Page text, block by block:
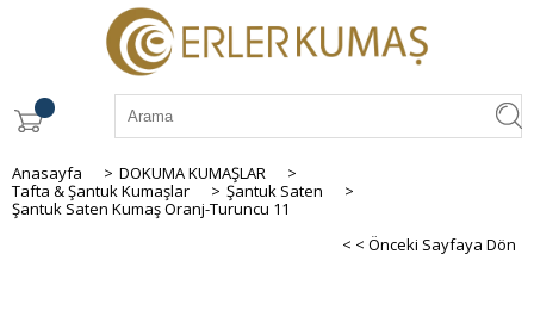
Anasayfa > DOKUMA KUMAŞLAR
>
Tafta & Şantuk Kumaşlar
> Şantuk Saten
>
Şantuk Saten Kumaş Oranj-Turuncu 11
< < Önceki Sayfaya Dön